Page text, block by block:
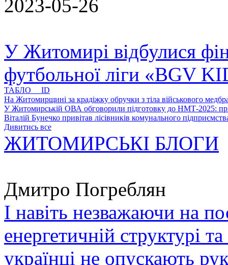
2023-05-26
У Житомирі відбулися
футбольної ліги «BGV
ТАБЛО ID
На Житомирщині за крадіжку обручки з тіла військового
У Житомирській ОВА обговорили підготовку до НМТ-2025:
Віталій Бунечко привітав лісівників комунального
Дивитись все
ЖИТОМИРСЬКІ БЛОГИ
Дмитро Погреблян
І навіть незважаючи на
енергетичній структурі
українці не опускають